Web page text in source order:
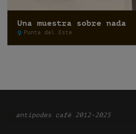
Una muestra sobre nada
Punta del Este
antipodes café 2012-2025